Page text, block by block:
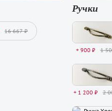
16 667 ₽
Ручки
+ 900 ₽ 1
+ 1 200 ₽ 2